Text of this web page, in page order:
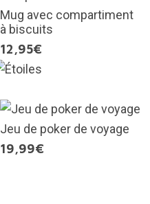
Mug avec compartiment
à biscuits
12,95€
Jeu de poker de voyage
19,99€